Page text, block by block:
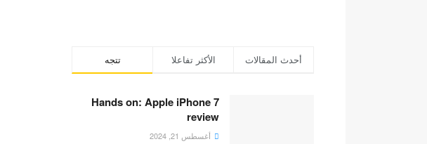
تتجه الأكثر تفاعلا أحدث المقالات
Hands on: Apple iPhone 7
review
أغسطس 21, 2024